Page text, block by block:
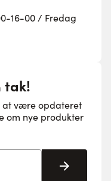
16-00 / Fredag
tak!
være opdateret
om nye produkter
Tilmeld